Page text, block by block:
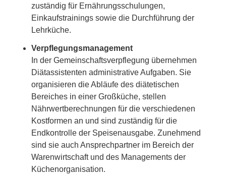
zuständig für Ernährungsschulungen,
Einkaufstrainings sowie die Durchführung der
Lehrküche.
Verpflegungsmanagement
In der Gemeinschaftsverpflegung übernehmen
Diätassistenten administrative Aufgaben. Sie
organisieren die Abläufe des diätetischen
Bereiches in einer Großküche, stellen
Nährwertberechnungen für die verschiedenen
Kostformen an und sind zuständig für die
Endkontrolle der Speisenausgabe. Zunehmend
sind sie auch Ansprechpartner im Bereich der
Warenwirtschaft und des Managements der
Küchenorganisation.